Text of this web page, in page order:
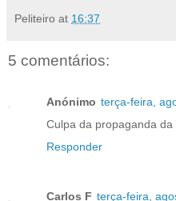
Peliteiro at 16:37
5 comentários:
Anónimo terça-feira,
Culpa da propaganda da
Responder
Carlos F terça-feira,